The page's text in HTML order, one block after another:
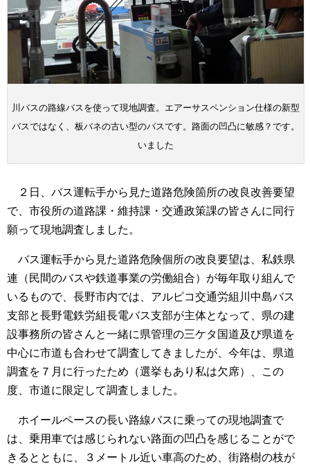
川バスの路線バスを使って現地調査。エアーサスペンション仕様の新型
バスではなく、板バネの古い型のバスです。路面の凹凸に敏感？です。
いました
２日、バス運転手から見た道路危険箇所の改良改善要望
で、市役所の道路課・維持課・交通政策課の皆さんに同行
願って現地調査しました。
バス運転手から見た道路危険個所の改良要望は、私鉄県
連（民間のバスや鉄道事業の労働組合）が毎年取り組んで
いるもので、長野市内では、アルピコ交通労組川中島バス
支部と長野電鉄労組長電バス支部が主体となって、県の建
設事務所の皆さんと一緒に県管理の三ケタ国道及び県道を
中心に市道も合わせて調査してきましたが、今年は、県道
調査を７月に行ったため（選挙もあり私は欠席）、この
度、市道に限定して調査しました。
ホイールペースの長い路線バスに乗っての現地調査で
は、乗用車では感じられない路面の凹凸を感じることがで
きるとともに、３メートル近い車高のため、街路樹の枝が